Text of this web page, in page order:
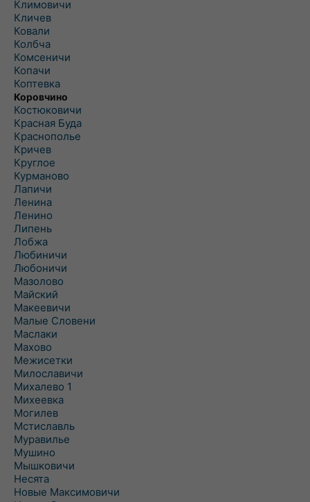
Климовичи
Кличев
Ковали
Колбча
Комсеничи
Копачи
Коптевка
Коровчино
Костюковичи
Красная Буда
Краснополье
Кричев
Круглое
Курманово
Лапичи
Ленина
Ленино
Липень
Лобжа
Любиничи
Любоничи
Мазолово
Майский
Макеевичи
Малые Словени
Маслаки
Махово
Межисетки
Милославичи
Михалево 1
Михеевка
Могилев
Мстиславль
Муравилье
Мушино
Мышковичи
Несята
Новые Максимовичи